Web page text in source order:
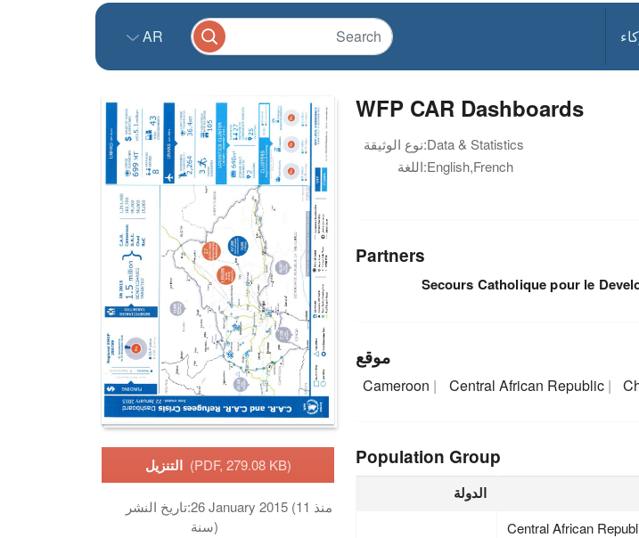
AR
التنزيل (PDF, 279.08 KB)
تاريخ النشر:26 January 2015 (منذ 11
سنة)
WFP CAR Dashboards
نوع الوثيقة:Data & Statistics
اللغة:English,French
Partners
Secours Catholique pour le
موقع
Cameroon Central African Republic
Population Group
الدولة
Central African